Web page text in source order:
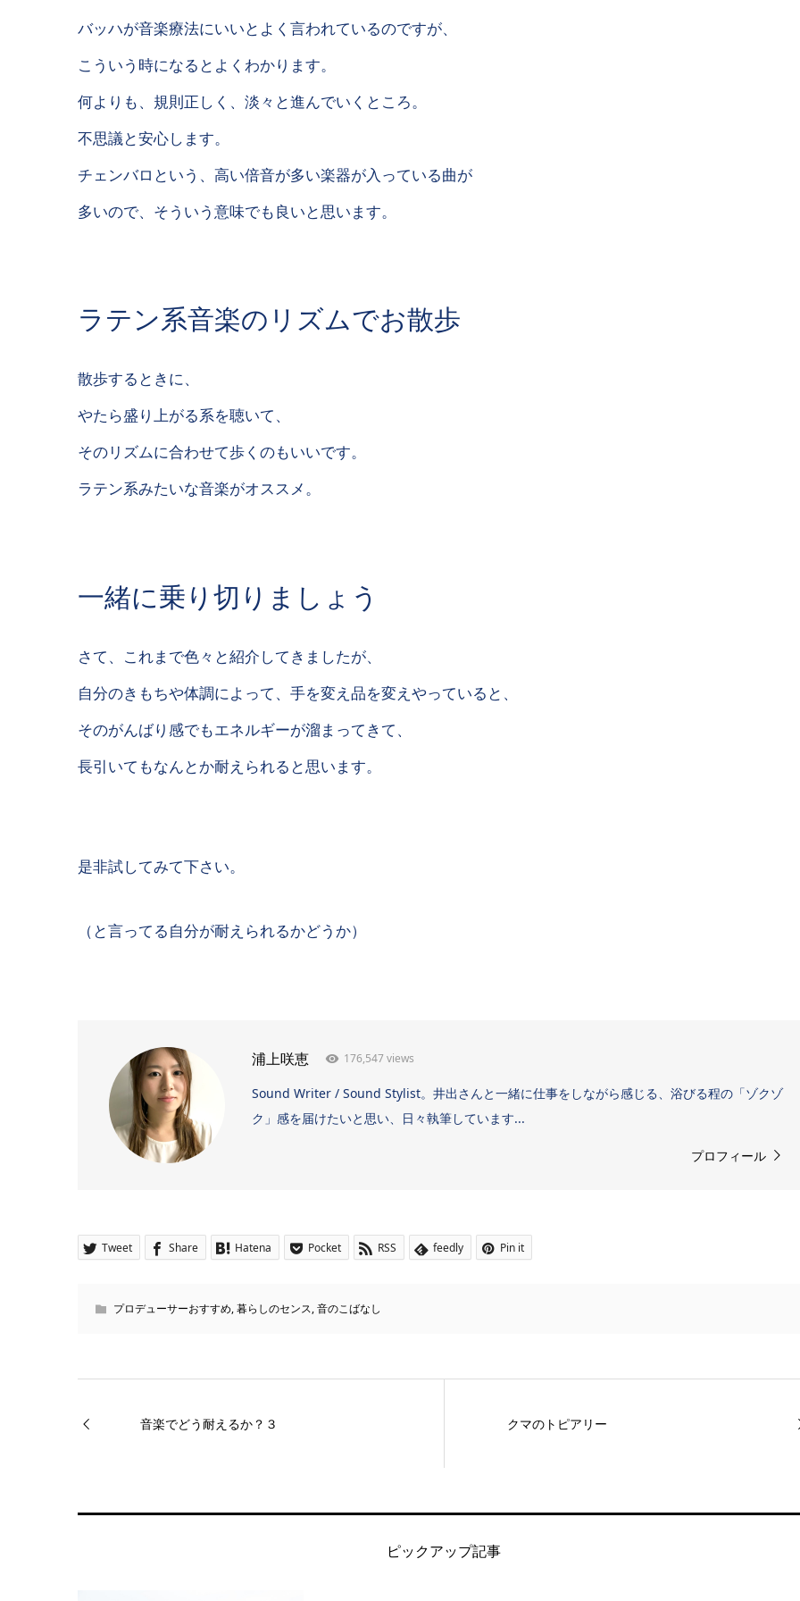
バッハが音楽療法にいいとよく言われているのですが、
こういう時になるとよくわかります。
何よりも、規則正しく、淡々と進んでいくところ。
不思議と安心します。
チェンバロという、高い倍音が多い楽器が入っている曲が
多いので、そういう意味でも良いと思います。
ラテン系音楽のリズムでお散歩
散歩するときに、
やたら盛り上がる系を聴いて、
そのリズムに合わせて歩くのもいいです。
ラテン系みたいな音楽がオススメ。
一緒に乗り切りましょう
さて、これまで色々と紹介してきましたが、
自分のきもちや体調によって、手を変え品を変えやっていると、
そのがんばり感でもエネルギーが溜まってきて、
長引いてもなんとか耐えられると思います。
是非試してみて下さい。
（と言ってる自分が耐えられるかどうか）
浦上咲恵 176,547 views
Sound Writer / Sound Stylist。井出さんと一緒に仕事をしながら感じる、浴びる程の「ゾクゾ
ク」感を届けたいと思い、日々執筆しています...
プロフィール
Tweet Share Hatena Pocket RSS feedly Pin it
プロデューサーおすすめ,暮らしのセンス,音のこばなし
音楽でどう耐えるか？３ クマのトピアリー
ピックアップ記事